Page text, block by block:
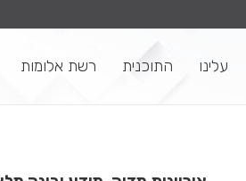
עלינו התוכנית רשת אלומות